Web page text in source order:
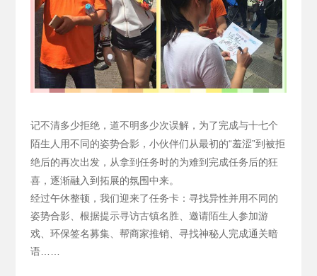
记不清多少拒绝，道不明多少次误解，为了完成与十七个
陌生人用不同的姿势合影，小伙伴们从最初的“羞涩”到被拒
绝后的再次出发，从拿到任务时的为难到完成任务后的狂
喜，逐渐融入到拓展的氛围中来。
经过午休整顿，我们迎来了任务卡：寻找异性并用不同的
姿势合影、根据提示寻访古镇名胜、邀请陌生人参加游
戏、环保签名募集、帮商家推销、寻找神秘人完成通关暗
语……